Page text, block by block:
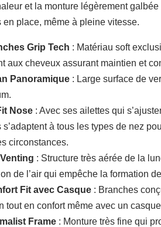
et la monture légèrement
en place, même à pleine vitesse.
Grip Tech : Matériau soft
aux cheveux assurant maintien et
Panoramique : Large surface de
Nose : Avec ses ailettes qui
s’adaptent à tous les types de nez
circonstances.
: Structure très aérée de la
de l’air qui empêche la formation
Fit avec Casque : Branches
tout en confort même avec un
Frame : Monture très fine qui